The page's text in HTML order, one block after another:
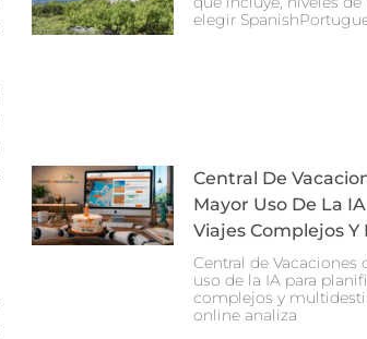
elegir
Central De
Mayor Uso De La
Viajes Complejos
Central de Vacaciones
uso de la IA para
complejos y
online analiza